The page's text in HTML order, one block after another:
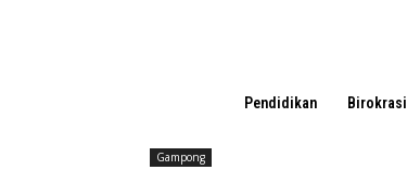
Pendidikan Birokrasi
Gampong